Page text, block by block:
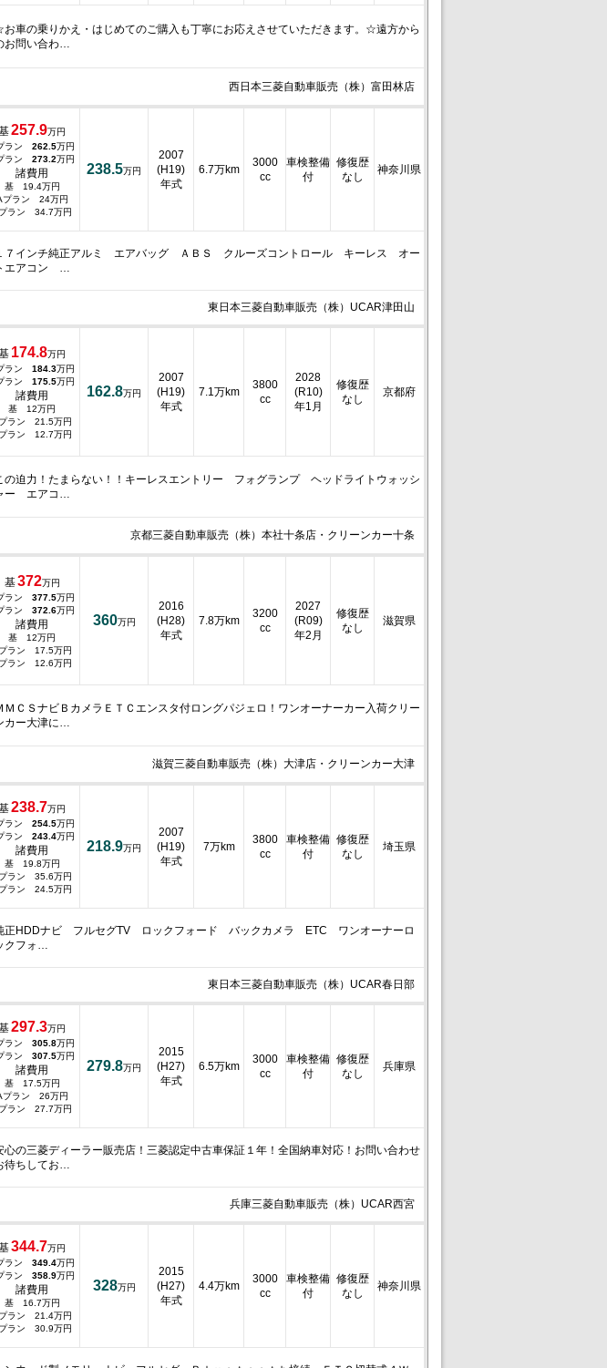
車の乗りかえ・はじめてのご購入も丁寧にお応えさせていただきます。☆遠方から
お問い合わ…
西日本三菱自動車販売（株）富田林店
257.9万円
ラン 262.5万円
ラン 273.2万円
諸費用
基 19.4万円
プラン 24万円
ラン 34.7万円
238.5万円
2007
(H19)
年式
6.7万km
3000
cc
車検整備
付
修復歴
なし
神奈川県
７インチ純正アルミ エアバッグ ＡＢＳ クルーズコントロール キーレス オー
エアコン …
東日本三菱自動車販売（株）UCAR津田山
174.8万円
ラン 184.3万円
ラン 175.5万円
諸費用
基 12万円
ラン 21.5万円
ラン 12.7万円
162.8万円
2007
(H19)
年式
7.1万km
3800
cc
2028
(R10)
年1月
修復歴
なし
京都府
の迫力！たまらない！！キーレスエントリー フォグランプ ヘッドライトウォッシ
ー エアコ…
京都三菱自動車販売（株）本社十条店・クリーンカー十条
基372万円
ラン 377.5万円
ラン 372.6万円
諸費用
基 12万円
ラン 17.5万円
ラン 12.6万円
360万円
2016
(H28)
年式
7.8万km
3200
cc
2027
(R09)
年2月
修復歴
なし
滋賀県
ＭＣＳナビＢカメラＥＴＣエンスタ付ロングパジェロ！ワンオーナーカー入荷クリー
カー大津に…
滋賀三菱自動車販売（株）大津店・クリーンカー大津
238.7万円
ラン 254.5万円
ラン 243.4万円
諸費用
基 19.8万円
ラン 35.6万円
ラン 24.5万円
218.9万円
2007
(H19)
年式
7万km
3800
cc
車検整備
付
修復歴
なし
埼玉県
正HDDナビ フルセグTV ロックフォード バックカメラ ETC ワンオーナーロ
クフォ…
東日本三菱自動車販売（株）UCAR春日部
297.3万円
ラン 305.8万円
ラン 307.5万円
諸費用
基 17.5万円
プラン 26万円
ラン 27.7万円
279.8万円
2015
(H27)
年式
6.5万km
3000
cc
車検整備
付
修復歴
なし
兵庫県
心の三菱ディーラー販売店！三菱認定中古車保証１年！全国納車対応！お問い合わせ
待ちしてお…
兵庫三菱自動車販売（株）UCAR西宮
344.7万円
ラン 349.4万円
ラン 358.9万円
諸費用
基 16.7万円
ラン 21.4万円
ラン 30.9万円
328万円
2015
(H27)
年式
4.4万km
3000
cc
車検整備
付
修復歴
なし
神奈川県